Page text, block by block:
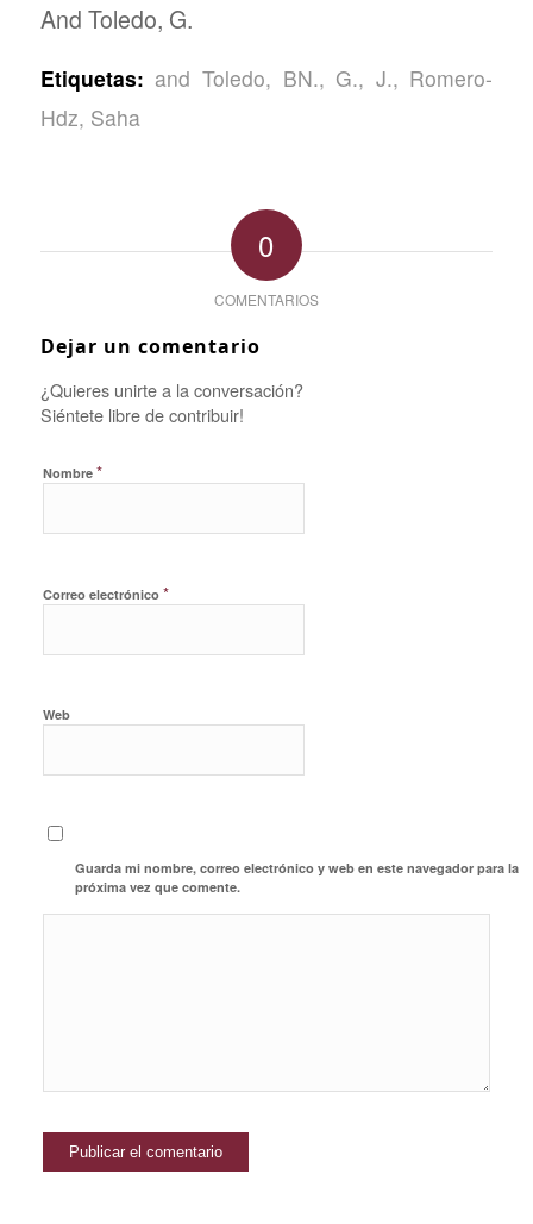
And Toledo, G.
Etiquetas: and Toledo, BN., G., J., Romero-
Hdz, Saha
0
COMENTARIOS
Dejar un comentario
¿Quieres unirte a la conversación?
Siéntete libre de contribuir!
Nombre *
Correo electrónico *
Web
Guarda mi nombre, correo electrónico y web en este navegador para la
próxima vez que comente.